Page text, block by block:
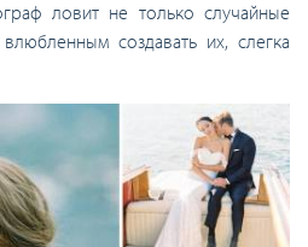
ловит не только случайные
создавать их, слегка